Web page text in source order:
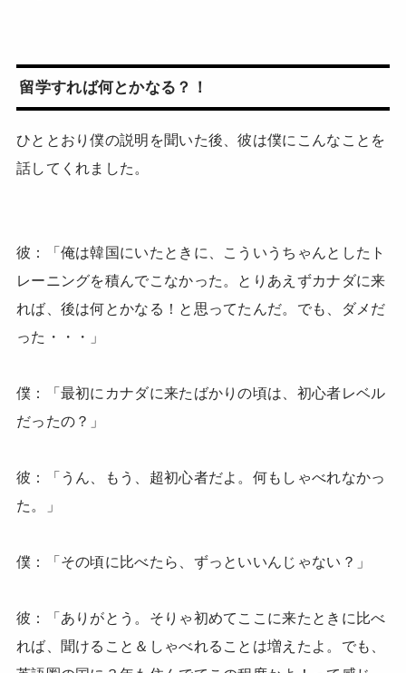
留学すれば何とかなる？！
ひととおり僕の説明を聞いた後、彼は僕にこんなことを
話してくれました。
彼：
「俺は韓国にいたときに、こういうちゃんとしたト
レーニングを積んでこなかった。とりあえずカナダに来
れば、後は何とかなる！と思ってたんだ。でも、ダメだ
った・・・」
僕：「最初にカナダに来たばかりの頃は、初心者レベル
だったの？」
彼：「うん、もう、超初心者だよ。何もしゃべれなかっ
た。」
僕：「その頃に比べたら、ずっといいんじゃない？」
彼：「ありがとう。そりゃ初めてここに来たときに比べ
れば、聞けること＆しゃべれることは増えたよ。でも、